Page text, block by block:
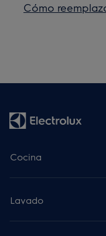
Cómo
Cocina
Lavado